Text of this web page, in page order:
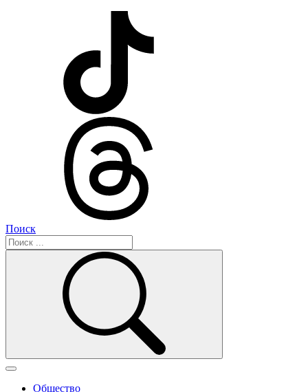
Поиск
Общество